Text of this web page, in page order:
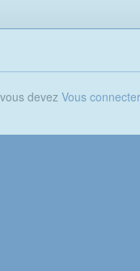
devezVous connecter